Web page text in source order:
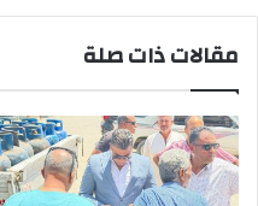
مقالات ذات صلة